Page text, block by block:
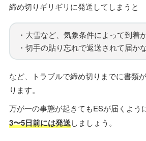
締め切りギリギリに発送してしまうと
・大雪など、気象条件によって到着
・切手の貼り忘れで返送されて届か
など、トラブルで締め切りまでに書類
ります。
万が一の事態が起きてもESが届くように
3〜5日前には発送しましょう。